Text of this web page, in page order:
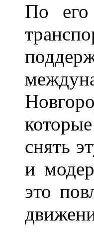
По его
снять
и
это